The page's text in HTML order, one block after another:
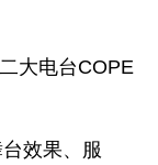
大电台COPE
效果、服